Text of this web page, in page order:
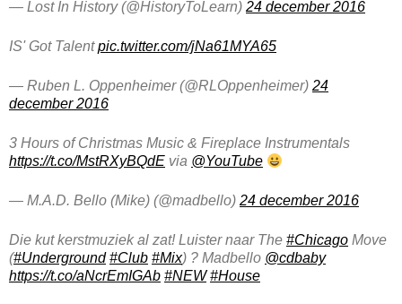
— Lost In History (@HistoryToLearn) 24 december 2016
IS' Got Talentpic.twitter.com/jNa61MYA65
— Ruben L. Oppenheimer (@RLOppenheimer) 24
december 2016
3 Hours of Christmas Music & Fireplace Instrumentals
https://t.co/MstRXyBQdE via @YouTube
— M.A.D. Bello (Mike) (@madbello) 24 december 2016
Die kut kerstmuziek al zat! Luister naar The #Chicago Move
(#Underground #Club #Mix) ? Madbello @cdbaby
https://t.co/aNcrEmIGAb #NEW #House